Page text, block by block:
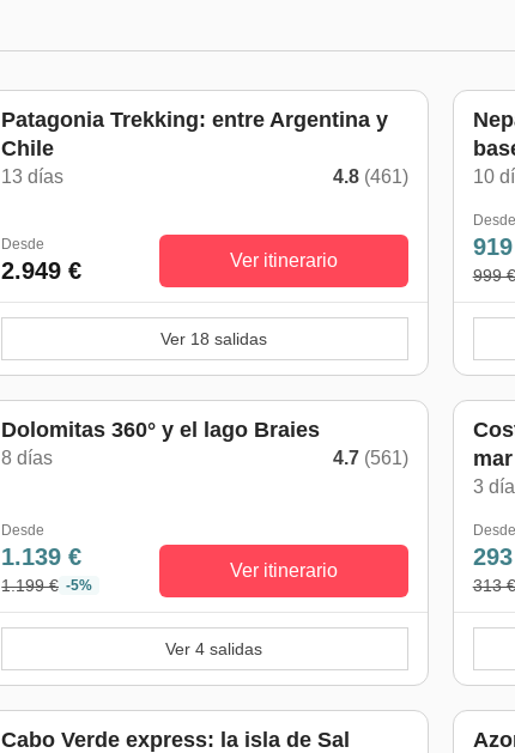
Patagonia Trekking: entre Argentina y
Chile
13 días 4.8 (461)
Desde
2.949 € Ver itinerario
Ver 18 salidas
10
Desde
999 €
Dolomitas 360° y el lago Braies
8 días 4.7 (561)
Desde
1.139 €
1.199 € -5%
Ver itinerario
Ver 4 salidas
3
Desde
313 €
Cabo Verde express: la isla de Sal